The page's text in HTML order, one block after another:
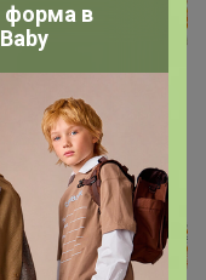
форма в